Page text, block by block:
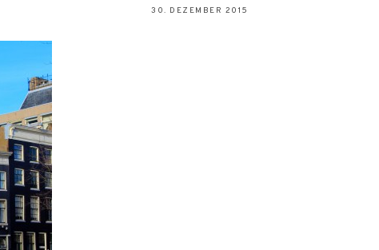
30. DEZEMBER 2015